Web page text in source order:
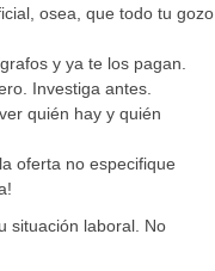
osea, que todo tu gozo
y ya te los pagan.
Investiga antes.
quién hay y quién
oferta no especifique
situación laboral. No